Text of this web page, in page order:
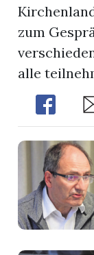
zum
alle
Share